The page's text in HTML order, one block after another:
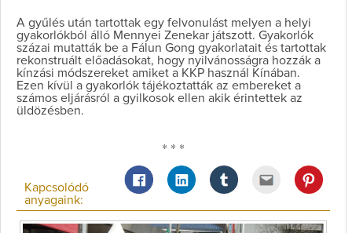
A gyűlés után tartottak egy felvonulást melyen a helyi
gyakorlókból álló Mennyei Zenekar játszott. Gyakorlók
százai mutatták be a Fálun Gong gyakorlatait és tartottak
rekonstruált előadásokat, hogy nyilvánosságra hozzák a
kínzási módszereket amiket a KKP használ Kínában.
Ezen kívül a gyakorlók tájékoztatták az embereket a
számos eljárásról a gyilkosok ellen akik érintettek az
üldözésben.
* * *
Kapcsolódó
anyagaink: